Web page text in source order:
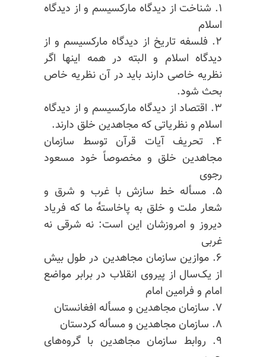
۱. شناخت از دیدگاه مارکسیسم و از دیدگاه
اسلام
۲. فلسفه تاریخ از دیدگاه مارکسیسم و از
دیدگاه اسلام و البته در همه اینها اگر
نظریه خاصی دارند باید در آن نظریه خاص
بحث شود.
۳. اقتصاد از دیدگاه مارکسیسم و از دیدگاه
اسلام و نظریاتی که مجاهدین خلق دارند.
۴. تحریف آیات قرآن توسط سازمان
مجاهدین خلق و مخصوصاً خود مسعود
رجوی
۵. مسأله خط سازش با غرب و شرق و
شعار ملت و خلق به پاخاسته‌ٔ ما که فریاد
دیروز و امروزشان این است: نه شرقی نه
غربی
۶. موازین سازمان مجاهدین در طول بیش
از یک‌سال از پیروی انقلاب در برابر مواضع
امام و فرامین امام
۷. سازمان مجاهدین و مسأله افغانستان
۸. سازمان مجاهدین و مسأله کردستان
۹. روابط سازمان مجاهدین با گروه‌های